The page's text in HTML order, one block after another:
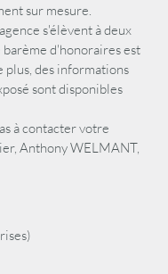
sur mesure.
s'élèvent à deux
d'honoraires est
des informations
sont disponibles
à contacter votre
Anthony WELMANT,